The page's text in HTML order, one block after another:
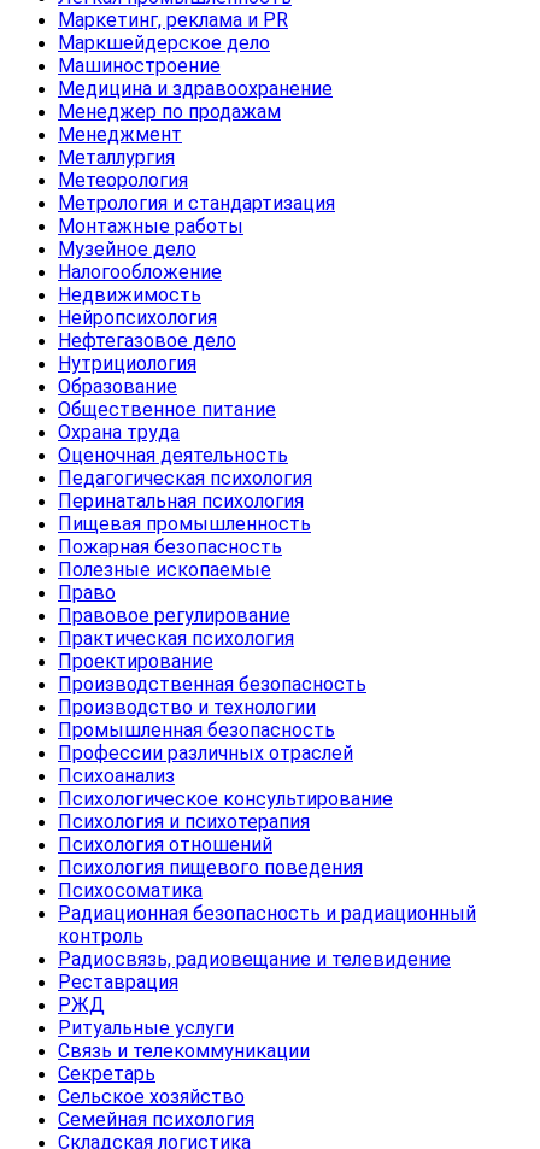
Маркетинг, реклама и PR
Маркшейдерское дело
Машиностроение
Медицина и здравоохранение
Менеджер по продажам
Менеджмент
Металлургия
Метеорология
Метрология и стандартизация
Монтажные работы
Музейное дело
Налогообложение
Недвижимость
Нейропсихология
Нефтегазовое дело
Нутрициология
Образование
Общественное питание
Охрана труда
Оценочная деятельность
Педагогическая психология
Перинатальная психология
Пищевая промышленность
Пожарная безопасность
Полезные ископаемые
Право
Правовое регулирование
Практическая психология
Проектирование
Производственная безопасность
Производство и технологии
Промышленная безопасность
Профессии различных отраслей
Психоанализ
Психологическое консультирование
Психология и психотерапия
Психология отношений
Психология пищевого поведения
Психосоматика
Радиационная безопасность и радиационный
контроль
Радиосвязь, радиовещание и телевидение
Реставрация
РЖД
Ритуальные услуги
Связь и телекоммуникации
Секретарь
Сельское хозяйство
Семейная психология
Складская логистика